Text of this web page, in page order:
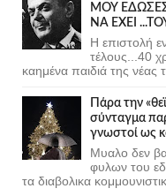
ΜΟΥ
ΝΑ ΕΧΕΙ
Η επιστολή
τέλους...40
καημένα παιδιά της νέας
Πάρα την
σύνταγμα
γνωστοί ως
Μυαλο δεν
φυλων του
τα διαβολικα